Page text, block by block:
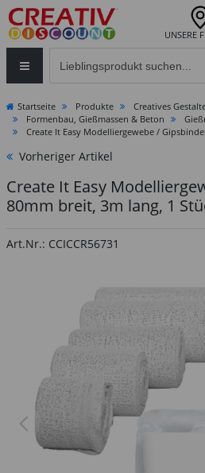
UNSERE
Startseite Produkte
Creatives
Formenbau, Gießmassen & Beton
Create It Easy Modelliergewebe /
Vorheriger Artikel
Create It Easy
80mm breit, 3m lang, 1
Art.Nr.: CCICCR56731